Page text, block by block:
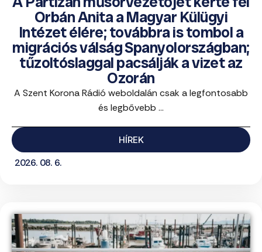
Orbán Anita a Magyar Külügyi
Intézet élére; továbbra is tombol a
migrációs válság Spanyolországban;
tűzoltóslaggal pacsálják a vizet az
Ozorán
A Szent Korona Rádió weboldalán csak a legfontosabb
és legbővebb ...
HÍREK
2026. 08. 6.